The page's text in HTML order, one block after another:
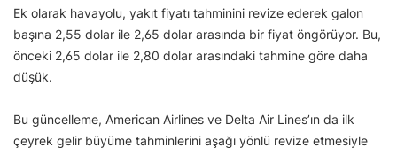
Ek olarak havayolu, yakıt fiyatı tahminini revize ederek galon
başına 2,55 dolar ile 2,65 dolar arasında bir fiyat öngörüyor. Bu,
önceki 2,65 dolar ile 2,80 dolar arasındaki tahmine göre daha
düşük.
Bu güncelleme, American Airlines ve Delta Air Lines’ın da ilk
çeyrek gelir büyüme tahminlerini aşağı yönlü revize etmesiyle